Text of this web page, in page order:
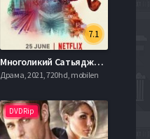
7.1
Многоликий Сатьяджит Рай (2021)
Драма, 2021, 720hd, mobilen
DVDRip